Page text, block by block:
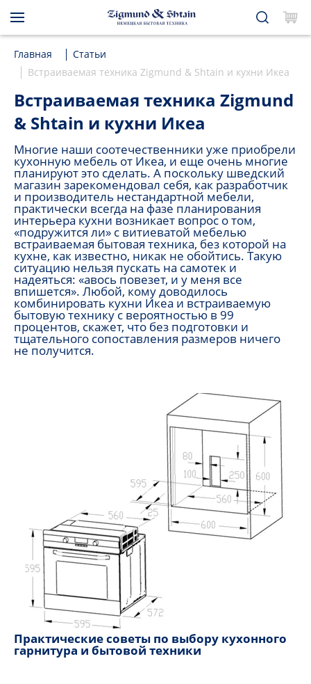
Главная
Статьи
Встраиваемая техника Zigmund & Shtain и кухни Икеа
Встраиваемая техника Zigmund
& Shtain и кухни Икеа
Многие наши соотечественники уже приобрели
кухонную мебель от Икеа, и еще очень многие
планируют это сделать. А поскольку шведский
магазин зарекомендовал себя, как разработчик
и производитель нестандартной мебели,
практически всегда на фазе планирования
интерьера кухни возникает вопрос о том,
«подружится ли» с витиеватой мебелью
встраиваемая бытовая техника, без которой на
кухне, как известно, никак не обойтись. Такую
ситуацию нельзя пускать на самотек и
надеяться: «авось повезет, и у меня все
впишется». Любой, кому доводилось
комбинировать кухни Икеа и встраиваемую
бытовую технику с вероятностью в 99
процентов, скажет, что без подготовки и
тщательного сопоставления размеров ничего
не получится.
Практические советы по выбору кухонного
гарнитура и бытовой техники